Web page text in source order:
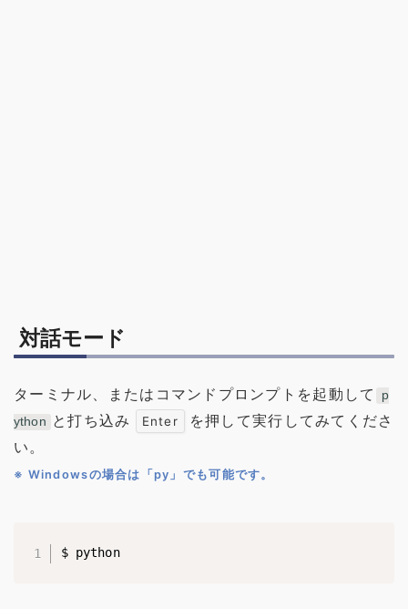
対話モード
ターミナル、またはコマンドプロンプトを起動して
p
ython と打ち込み Enter
を押して実行してみてくださ
い。
※ Windowsの場合は「py」でも可能です。
$ python